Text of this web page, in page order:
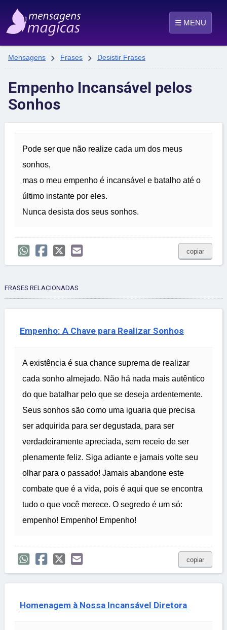
☰ MENU
Mensagens  Frases  Desistir Frases
Empenho Incansável pelos
Sonhos
Pode ser que não realize cada um dos meus
sonhos,
mas o meu empenho é incansável e batalho até o
último instante por eles.
Nunca desista dos seus sonhos.
copiar
FRASES RELACIONADAS
Empenho: A Chave para Realizar Sonhos
A existência é sua chance suprema de realizar
cada sonho almejado. Não há nada mais autêntico
do que batalhar pelo que se deseja ardentemente.
Seus sonhos são como uma iguaria que precisa
ser adquirida para ser degustada, para ser
verdadeiramente apreciada, sem receio de ser
plenamente feliz. Siga adiante e jamais volte seu
olhar para o passado! Jamais abandone este
combate que é a vida, pois é aqui que se encontra
tudo o que você merece. O segredo é um só:
empenho! Empenho! Empenho!
copiar
Homenagem à Nossa Incansável Diretora